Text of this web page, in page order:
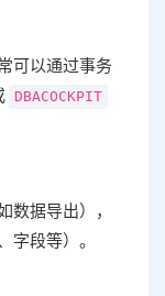
可以通过事务
DBACOCKPIT
据导出），
字段等）。